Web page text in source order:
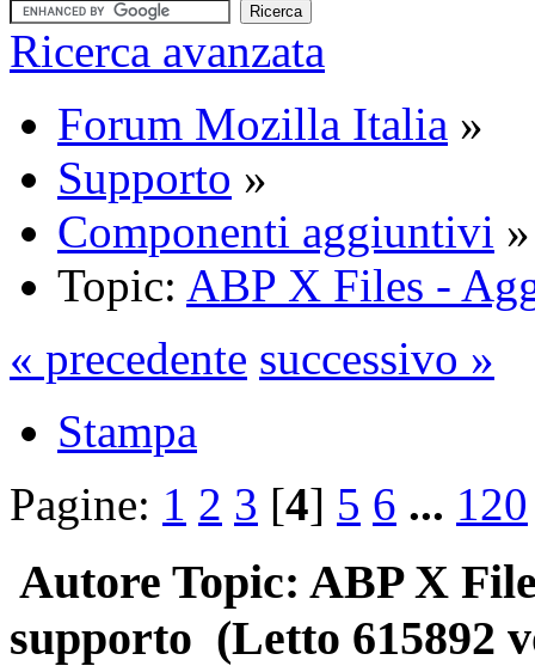
Ricerca avanzata
Forum Mozilla Italia »
Supporto »
Componenti aggiuntivi »
Topic: ABP X Files -
« precedente successivo »
Stampa
Pagine: 1 2 3 [4] 5 6 ... 120
Autore Topic: ABP X
supporto (Letto 615892